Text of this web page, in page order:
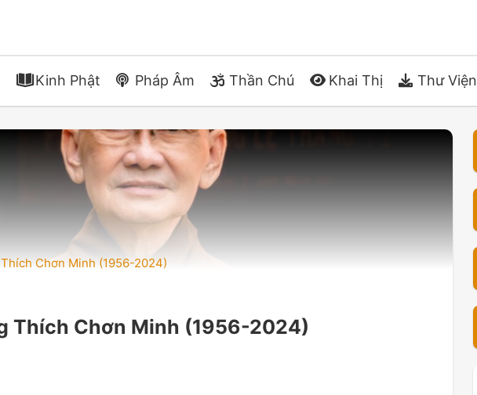
Kinh Phật Pháp Âm Thần Chú Khai Thị Thư Viện
Chơn Minh (1956-2024)
Thích Chơn Minh (1956-2024)